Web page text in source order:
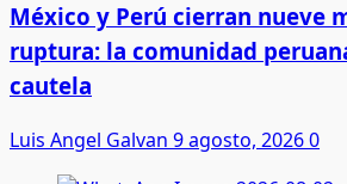
México y Perú cierran nueve
ruptura: la comunidad
cautela
Luis Angel Galvan 9 agosto, 20260